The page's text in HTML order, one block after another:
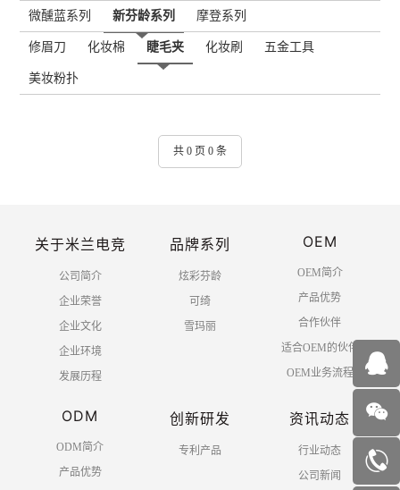
微醺蓝系列 新芬龄系列 摩登系列
修眉刀 化妆棉 睫毛夹 化妆刷 五金工具
美妆粉扑
共 0 页 0 条
关于米兰电竞
公司简介
企业荣誉
企业文化
企业环境
发展历程
品牌系列
炫彩芬龄
可绮
雪玛丽
OEM
OEM简介
产品优势
合作伙伴
适合OEM的伙伴
OEM业务流程
ODM
ODM简介
产品优势
创新研发
专利产品
资讯动态
行业动态
公司新闻